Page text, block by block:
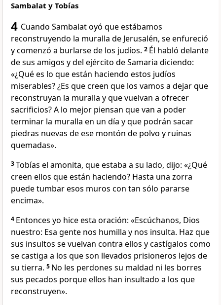
Sambalat y Tobías
4 Cuando Sambalat oyó que estábamos
reconstruyendo la muralla de Jerusalén, se enfureció
y comenzó a burlarse de los judíos. 2 Él habló delante
de sus amigos y del ejército de Samaria diciendo:
«¿Qué es lo que están haciendo estos judíos
miserables? ¿Es que creen que los vamos a dejar que
reconstruyan la muralla y que vuelvan a ofrecer
sacrificios? A lo mejor piensan que van a poder
terminar la muralla en un día y que podrán sacar
piedras nuevas de ese montón de polvo y ruinas
quemadas».
3Tobías el amonita, que estaba a su lado, dijo: «¿Qué
creen ellos que están haciendo? Hasta una zorra
puede tumbar esos muros con tan sólo pararse
encima».
4 Entonces yo hice esta oración: «Escúchanos, Dios
nuestro: Esa gente nos humilla y nos insulta. Haz que
sus insultos se vuelvan contra ellos y castígalos como
se castiga a los que son llevados prisioneros lejos de
su tierra. 5 No les perdones su maldad ni les borres
sus pecados porque ellos han insultado a los que
reconstruyen».